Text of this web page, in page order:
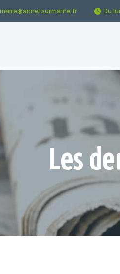
maire@annetsurmarne.fr Du
Les